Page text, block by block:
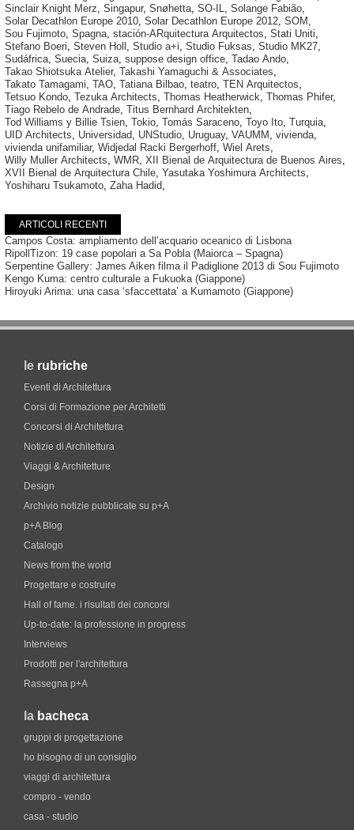
Sinclair Knight Merz, Singapur, Snøhetta, SO-IL, Solange Fabião,
Solar Decathlon Europe 2010, Solar Decathlon Europe 2012, SOM ,
Sou Fujimoto, Spagna, stación-ARquitectura Arquitectos, Stati Uniti,
Stefano Boeri, Steven Holl , Studio a+i, Studio Fuksas, Studio MK27,
Sudáfrica, Suecia, Suiza, suppose design office, Tadao Ando,
Takao Shiotsuka Atelier, Takashi Yamaguchi & Associates,
Takato Tamagami, TAO, Tatiana Bilbao, teatro, TEN Arquitectos,
Tetsuo Kondo, Tezuka Architects, Thomas Heatherwick, Thomas Phifer,
Tiago Rebelo de Andrade, Titus Bernhard Architekten,
Tod Williams y Billie Tsien, Tokio, Tomás Saraceno, Toyo Ito, Turquia,
UID Architects, Universidad, UNStudio, Uruguay, VAUMM , vivienda,
vivienda unifamiliar, Widjedal Racki Bergerhoff, Wiel Arets,
Willy Muller Architects, WMR, XII Bienal de Arquitectura de Buenos Aires,
XVII Bienal de Arquitectura Chile, Yasutaka Yoshimura Architects,
Yoshiharu Tsukamoto, Zaha Hadid,
ARTICOLI RECENTI
Campos Costa: ampliamento dell’acquario oceanico di Lisbona
RipollTizon: 19 case popolari a Sa Pobla (Maiorca – Spagna)
Serpentine Gallery: James Aiken filma il Padiglione 2013 di Sou Fujimoto
Kengo Kuma: centro culturale a Fukuoka (Giappone)
Hiroyuki Arima: una casa ‘sfaccettata’ a Kumamoto (Giappone)
le rubriche
Eventi di Architettura
Corsi di Formazione per Architetti
Concorsi di Architettura
Notizie di Architettura
Viaggi & Architetture
Design
Archivio notizie pubblicate su p+A
p+A Blog
Catalogo
News from the world
Progettare e costruire
Hall of fame. i risultati dei concorsi
Up-to-date: la professione in progress
Interviews
Prodotti per l'architettura
Rassegna p+A
la bacheca
gruppi di progettazione
ho bisogno di un consiglio
viaggi di architettura
compro - vendo
casa - studio